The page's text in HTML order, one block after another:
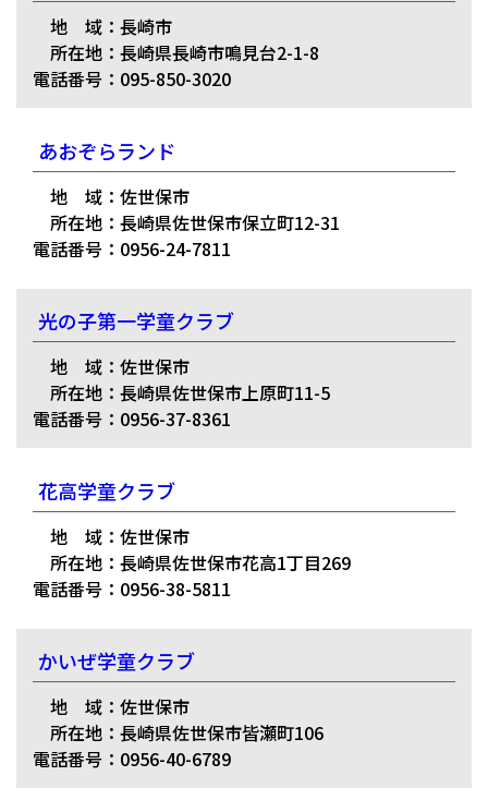
地 域：長崎市
所在地：長崎県長崎市鳴見台2-1-8
電話番号：095-850-3020
あおぞらランド
地 域：佐世保市
所在地：長崎県佐世保市保立町12-31
電話番号：0956-24-7811
光の子第一学童クラブ
地 域：佐世保市
所在地：長崎県佐世保市上原町11-5
電話番号：0956-37-8361
花高学童クラブ
地 域：佐世保市
所在地：長崎県佐世保市花高1丁目269
電話番号：0956-38-5811
かいぜ学童クラブ
地 域：佐世保市
所在地：長崎県佐世保市皆瀬町106
電話番号：0956-40-6789